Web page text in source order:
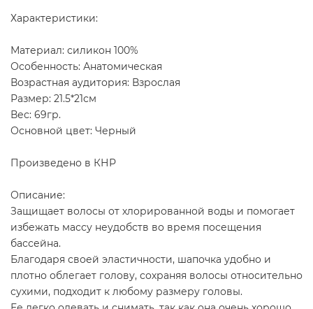
Характеристики:
Материал: силикон 100%
Особенность: Анатомическая
Возрастная аудитория: Взрослая
Размер: 21.5*21см
Вес: 69гр.
Основной цвет: Черный
Произведено в КНР
Описание:
Защищает волосы от хлорированной воды и помогает
избежать массу неудобств во время посещения
бассейна.
Благодаря своей эластичности, шапочка удобно и
плотно облегает голову, сохраняя волосы относительно
сухими, подходит к любому размеру головы.